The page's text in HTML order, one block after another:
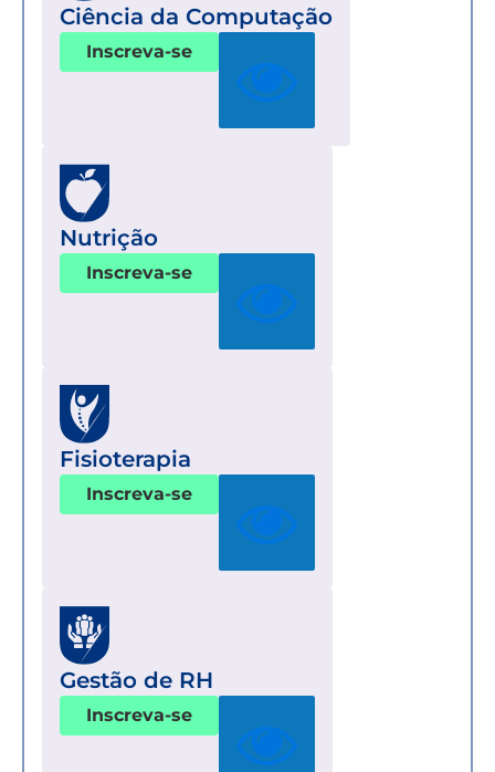
Ciência da Computação
Inscreva-se
Nutrição
Inscreva-se
Fisioterapia
Inscreva-se
Gestão de RH
Inscreva-se